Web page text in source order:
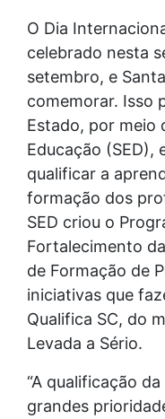
O Dia
celebrado nesta
setembro, e
comemorar. Isso
Estado, por meio
Educação (SED),
qualificar a
formação dos
SED criou o
Fortalecimento
de Formação de
iniciativas que
Qualifica SC, do
Levada a Sério.
“A qualificação
grandes